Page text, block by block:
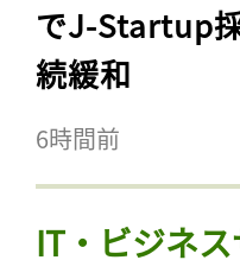
でJ-Startup
続緩和
6時間前
IT・ビジネ